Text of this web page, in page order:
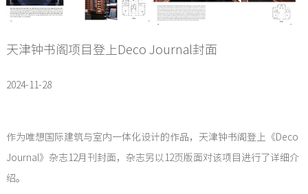
天津钟书阁项目登上Deco Journal封面
2024-11-28
作为唯想国际建筑与室内一体化设计的作品，天津钟书阁登上《Deco
Journal》杂志12月刊封面，杂志另以12页版面对该项目进行了详细介
绍。